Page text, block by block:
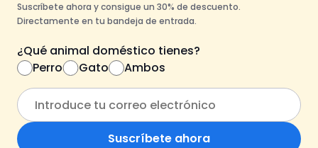
Suscríbete ahora y consigue un 30% de descuento.
Directamente en tu bandeja de entrada.
¿Qué animal doméstico tienes?
Perro
Gato Ambos
Suscríbete ahora